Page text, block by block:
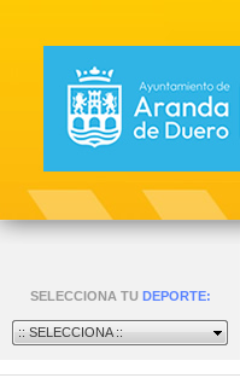
SELECCIONA TU DEPORTE:
:: SELECCIONA ::